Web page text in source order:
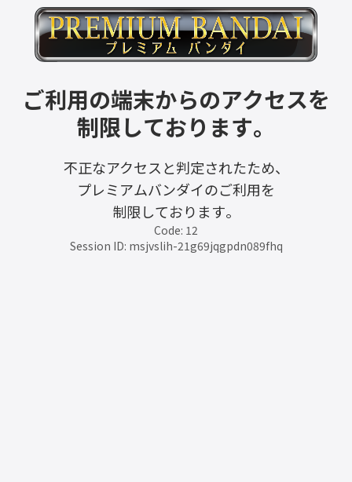
ご利用の端末からのアクセスを
制限しております。
不正なアクセスと判定されたため、
プレミアムバンダイのご利用を
制限しております。
Code: 12
Session ID: msjvslih-21g69jqgpdn089fhq